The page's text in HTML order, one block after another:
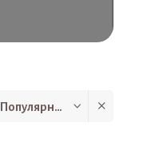
Популярные